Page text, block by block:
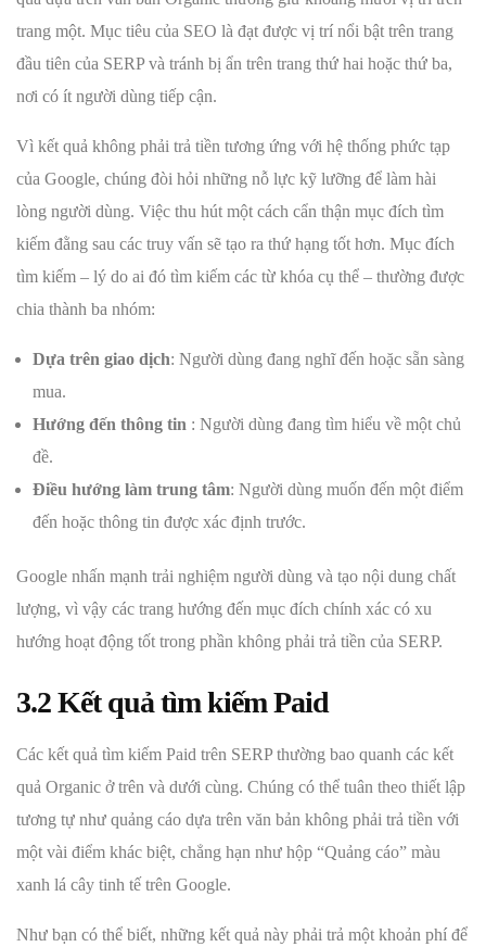
trang một. Mục tiêu của SEO là đạt được vị trí nổi bật trên trang
đầu tiên của SERP và tránh bị ẩn trên trang thứ hai hoặc thứ ba,
nơi có ít người dùng tiếp cận.
Vì kết quả không phải trả tiền tương ứng với hệ thống phức tạp
của Google, chúng đòi hỏi những nỗ lực kỹ lưỡng để làm hài
lòng người dùng. Việc thu hút một cách cẩn thận mục đích tìm
kiếm đằng sau các truy vấn sẽ tạo ra thứ hạng tốt hơn. Mục đích
tìm kiếm – lý do ai đó tìm kiếm các từ khóa cụ thể – thường được
chia thành ba nhóm:
Dựa trên giao dịch: Người dùng đang nghĩ đến hoặc sẵn sàng
mua.
Hướng đến thông tin : Người dùng đang tìm hiểu về một chủ
đề.
Điều hướng làm trung tâm: Người dùng muốn đến một điểm
đến hoặc thông tin được xác định trước.
Google nhấn mạnh trải nghiệm người dùng và tạo nội dung chất
lượng, vì vậy các trang hướng đến mục đích chính xác có xu
hướng hoạt động tốt trong phần không phải trả tiền của SERP.
3.2 Kết quả tìm kiếm Paid
Các kết quả tìm kiếm Paid trên SERP thường bao quanh các kết
quả Organic ở trên và dưới cùng. Chúng có thể tuân theo thiết lập
tương tự như quảng cáo dựa trên văn bản không phải trả tiền với
một vài điểm khác biệt, chẳng hạn như hộp “Quảng cáo” màu
xanh lá cây tinh tế trên Google.
Như bạn có thể biết, những kết quả này phải trả một khoản phí để